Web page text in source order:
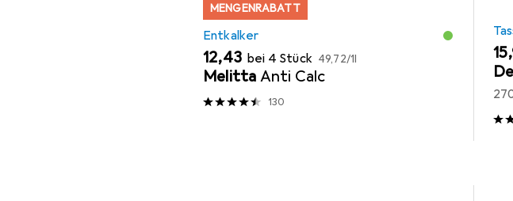
MENGENRABATT
Entkalker
EUR
12,43 bei 4 Stück EUR
49,72/1l
Melitta Anti Calc
130